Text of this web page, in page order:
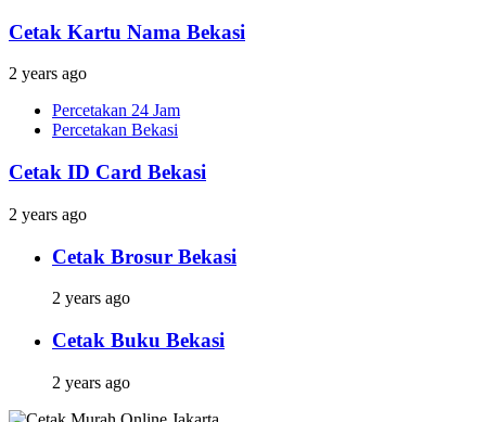
Cetak Kartu Nama Bekasi
2 years ago
Percetakan 24 Jam
Percetakan Bekasi
Cetak ID Card Bekasi
2 years ago
Cetak Brosur Bekasi
2 years ago
Cetak Buku Bekasi
2 years ago